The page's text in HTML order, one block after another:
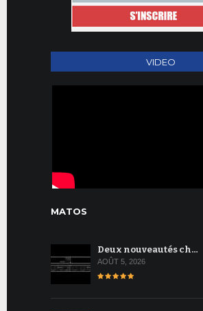
VIDEO
MATOS
Deux nouveautés ch…
AOÛT 5, 2026